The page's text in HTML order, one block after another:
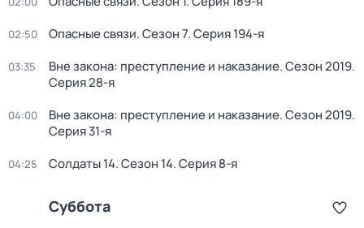
02:50 Опасные связи. Сезон 7. Серия 194-я
03:35 Вне закона: преступление и наказание. Сезон 2019.
Серия 28-я
04:00 Вне закона: преступление и наказание. Сезон 2019.
Серия 31-я
04:25 Солдаты 14. Сезон 14. Серия 8-я
Суббота